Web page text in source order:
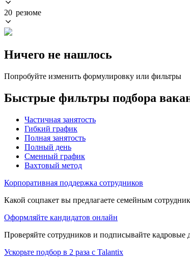
20 резюме
Ничего не нашлось
Попробуйте изменить формулировку или фильтры
Быстрые фильтры подбора
Частичная занятость
Гибкий график
Полная занятость
Полный день
Сменный график
Вахтовый метод
Корпоративная поддержка сотрудников
Какой соцпакет вы предлагаете семейным
Оформляйте кандидатов онлайн
Проверяйте сотрудников и подписывайте
Ускорьте подбор в 2 раза с Talantix